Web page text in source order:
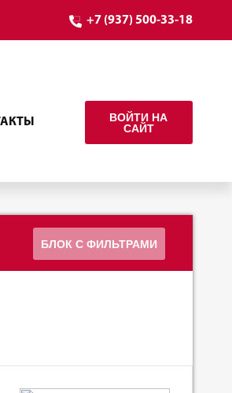
+7 (937) 500-33-18
ВОЙТИ НА
САЙТ
БЛОК С ФИЛЬТРАМИ